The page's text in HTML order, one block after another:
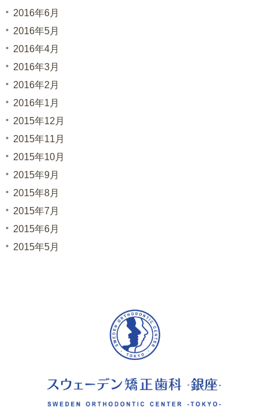
2016年6月
2016年5月
2016年4月
2016年3月
2016年2月
2016年1月
2015年12月
2015年11月
2015年10月
2015年9月
2015年8月
2015年7月
2015年6月
2015年5月